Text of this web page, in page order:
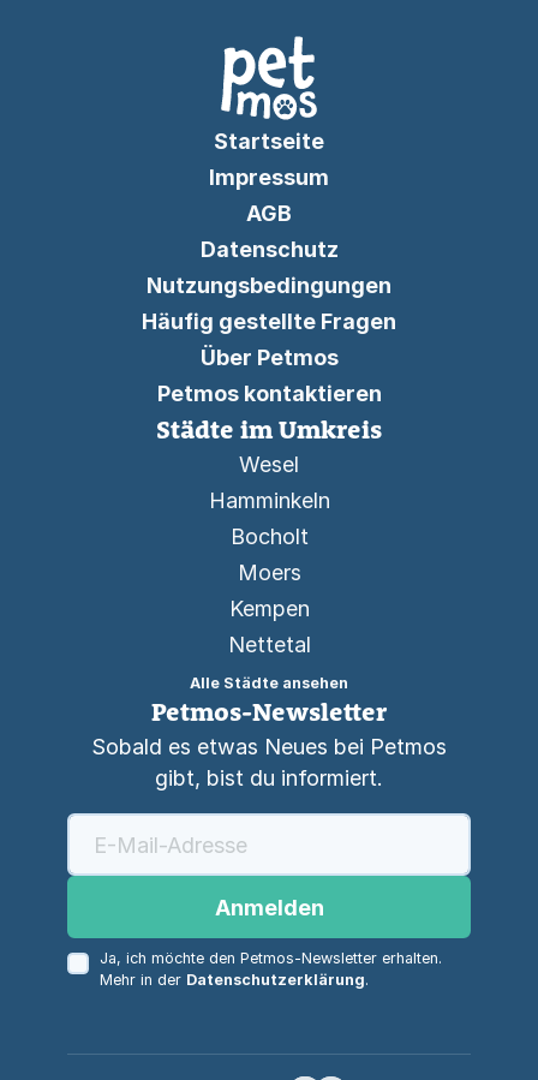
Startseite
Impressum
AGB
Datenschutz
Nutzungsbedingungen
Häufig gestellte Fragen
Über Petmos
Petmos kontaktieren
Städte im Umkreis
Wesel
Hamminkeln
Bocholt
Moers
Kempen
Nettetal
Alle Städte ansehen
Petmos-Newsletter
Sobald es etwas Neues bei Petmos
gibt, bist du informiert.
Anmelden
Ja, ich möchte den Petmos-Newsletter erhalten.
Mehr in der Datenschutzerklärung.